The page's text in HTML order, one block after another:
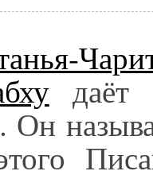
даёт
. Он